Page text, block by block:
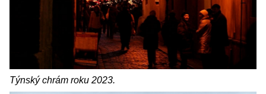
Týnský chrám roku 2023.